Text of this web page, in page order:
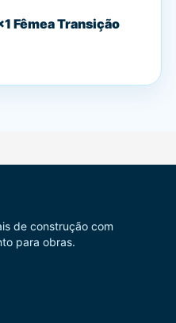
Fêmea Transição
de construção com
para obras.